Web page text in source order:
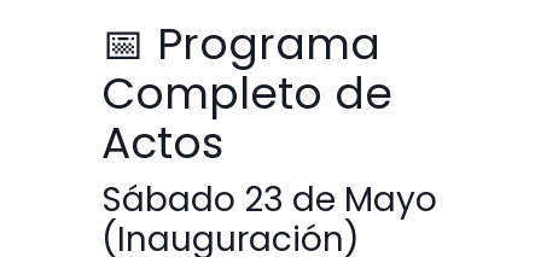
📅 Programa
Completo de
Actos
Sábado 23 de Mayo
(Inauguración)